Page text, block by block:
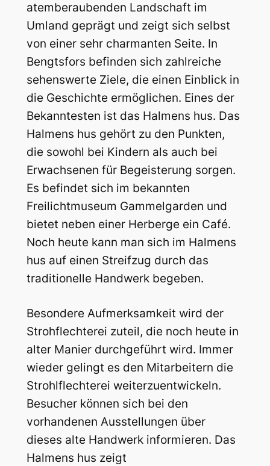
atemberaubenden Landschaft im
Umland geprägt und zeigt sich selbst
von einer sehr charmanten Seite. In
Bengtsfors befinden sich zahlreiche
sehenswerte Ziele, die einen Einblick in
die Geschichte ermöglichen. Eines der
Bekanntesten ist das Halmens hus. Das
Halmens hus gehört zu den Punkten,
die sowohl bei Kindern als auch bei
Erwachsenen für Begeisterung sorgen.
Es befindet sich im bekannten
Freilichtmuseum Gammelgarden und
bietet neben einer Herberge ein Café.
Noch heute kann man sich im Halmens
hus auf einen Streifzug durch das
traditionelle Handwerk begeben.
Besondere Aufmerksamkeit wird der
Strohflechterei zuteil, die noch heute in
alter Manier durchgeführt wird. Immer
wieder gelingt es den Mitarbeitern die
Strohlflechterei weiterzuentwickeln.
Besucher können sich bei den
vorhandenen Ausstellungen über
dieses alte Handwerk informieren. Das
Halmens hus zeigt